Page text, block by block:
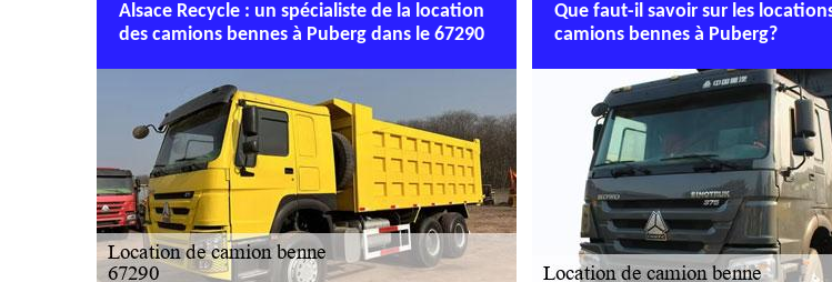
Alsace Recycle : un spécialiste de la location
des camions bennes à Puberg dans le 67290
Que faut-il savoir sur les
camions bennes à Puberg?